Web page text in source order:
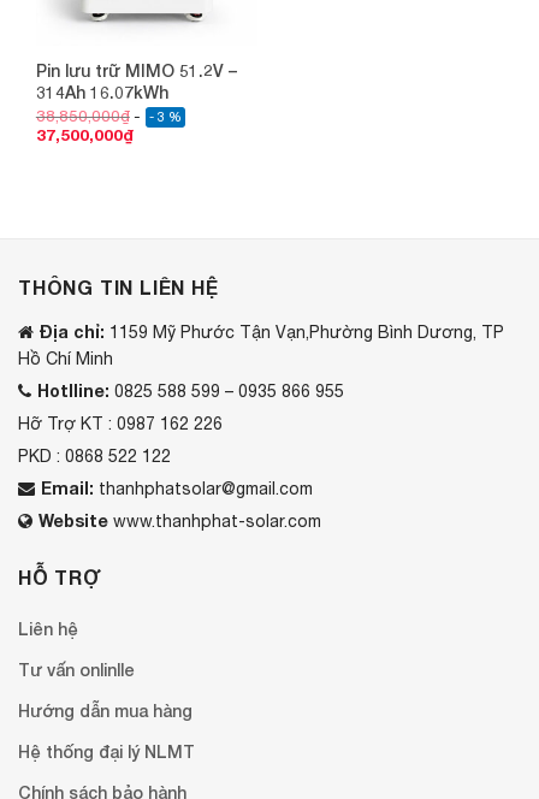
Pin lưu trữ MIMO 51.2V –
314Ah 16.07kWh
38,850,000₫ - 3 %
37,500,000₫
THÔNG TIN LIÊN HỆ
Địa chỉ: 1159 Mỹ Phước Tận Vạn,Phường Bình Dương, TP
Hồ Chí Minh
Hotlline: 0825 588 599 – 0935 866 955
Hỡ Trợ KT : 0987 162 226
PKD : 0868 522 122
Email: thanhphatsolar@gmail.com
Website www.thanhphat-solar.com
HỖ TRỢ
Liên hệ
Tư vấn onlinlle
Hướng dẫn mua hàng
Hệ thống đại lý NLMT
Chính sách bảo hành